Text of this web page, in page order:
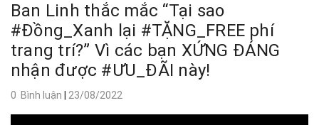
Ban Linh thắc mắc “Tại sao
#Đồng_Xanh lại #TẶNG_FREE phí
trang trí?” Vì các bạn XỨNG ĐÁNG
nhận được #ƯU_ĐÃI này!
0 Bình luận 23/08/2022